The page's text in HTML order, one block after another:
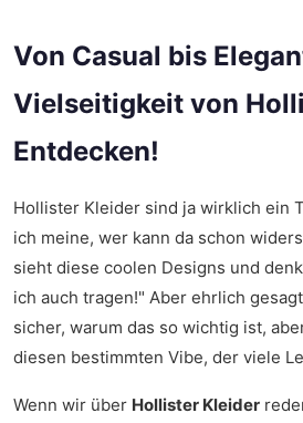
Von Casual bis
Vielseitigkeit von
Entdecken!
Hollister Kleider sind ja wirklich ein
ich meine, wer kann da schon
sieht diese coolen Designs und
ich auch tragen!" Aber ehrlich
sicher, warum das so wichtig ist,
diesen bestimmten Vibe, der viele
Wenn wir über Hollister Kleider